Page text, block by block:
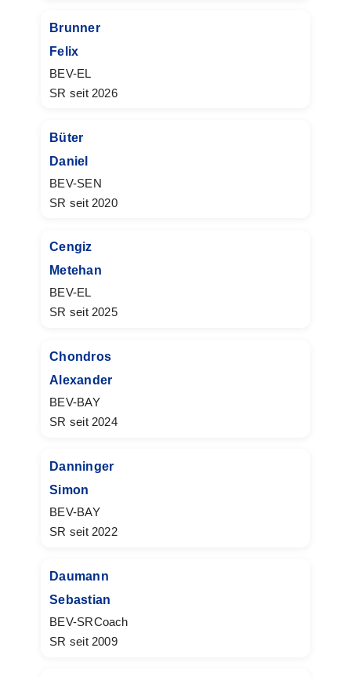
Brunner
Felix
BEV-EL
SR seit 2026
Büter
Daniel
BEV-SEN
SR seit 2020
Cengiz
Metehan
BEV-EL
SR seit 2025
Chondros
Alexander
BEV-BAY
SR seit 2024
Danninger
Simon
BEV-BAY
SR seit 2022
Daumann
Sebastian
BEV-SRCoach
SR seit 2009